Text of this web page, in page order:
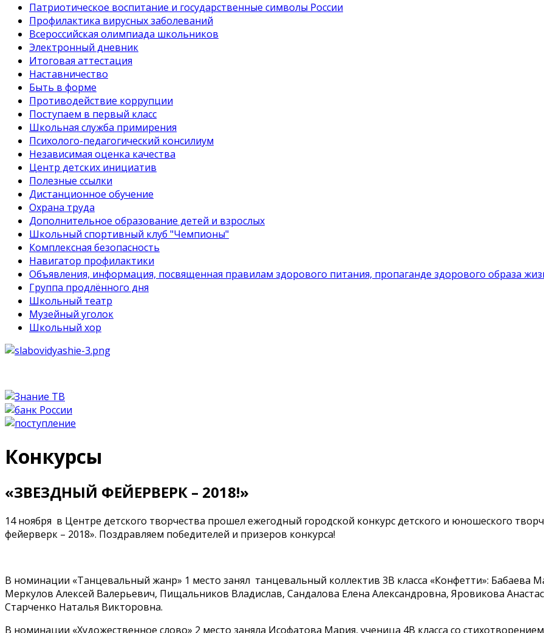
Патриотическое воспитание и государственные символы России
Профилактика вирусных заболеваний
Всероссийская олимпиада школьников
Электронный дневник
Итоговая аттестация
Наставничество
Быть в форме
Противодействие коррупции
Поступаем в первый класс
Школьная служба примирения
Психолого-педагогический консилиум
Независимая оценка качества
Центр детских инициатив
Полезные ссылки
Дистанционное обучение
Охрана труда
Дополнительное образование детей и взрослых
Школьный спортивный клуб "Чемпионы"
Комплексная безопасность
Навигатор профилактики
Объявления, информация, посвященная правилам здорового питания, пропаганде здорового образа
Группа продлённого дня
Школьный театр
Музейный уголок
Школьный хор
Конкурсы
«ЗВЕЗДНЫЙ ФЕЙЕРВЕРК – 2018!»
14 ноября в Центре детского творчества прошел ежегодный городской конкурс детского и юношеского
фейерверк – 2018». Поздравляем победителей и призеров конкурса!
В номинации «Танцевальный жанр» 1 место занял танцевальный коллектив 3В класса «Конфетти»:
Меркулов Алексей Валерьевич, Пищальников Владислав, Сандалова Елена Александровна, Яровикова
Старченко Наталья Викторовна.
В номинации «Художественное слово» 2 место заняла Исофатова Мария, ученица 4В класса со